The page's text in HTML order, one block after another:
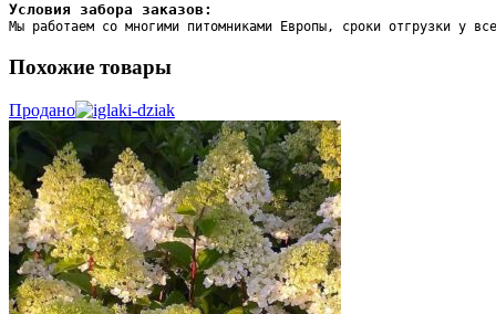
Условия забора заказов:
Мы работаем со многими питомниками Европы, сроки отгрузки у
Похожие товары
Продано